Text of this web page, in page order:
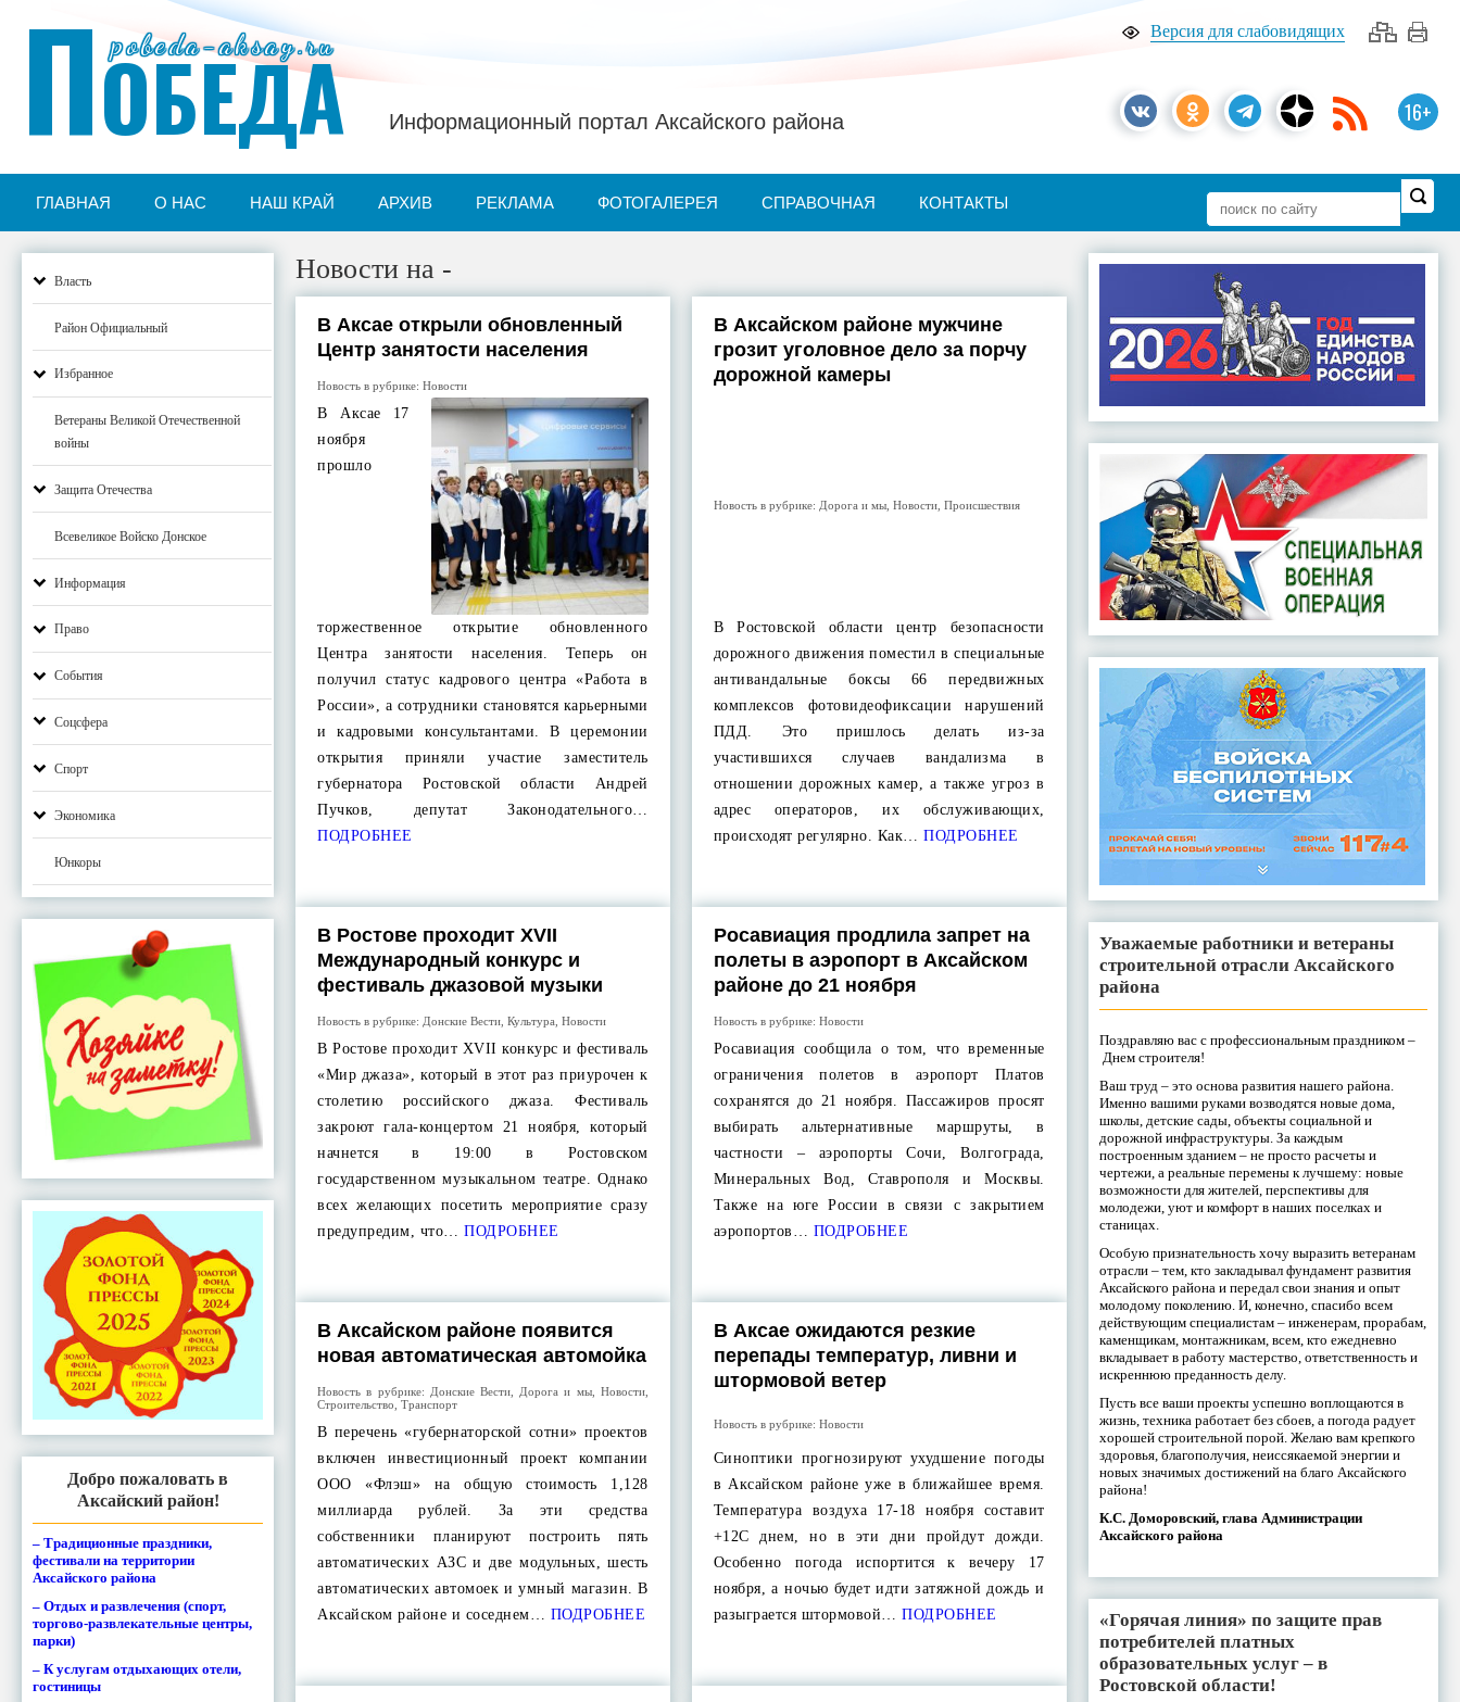
Версия для слабовидящих
16+
pobeda-aksay.ru
ПОБЕДА Информационный портал Аксайского района
ГЛАВНАЯ О НАС НАШ КРАЙ АРХИВ РЕКЛАМА ФОТОГАЛЕРЕЯ СПРАВОЧНАЯ КОНТАКТЫ
Власть
Район Официальный
Избранное
Ветераны Великой Отечественной
войны
Защита Отечества
Всевеликое Войско Донское
Информация
Право
События
Соцсфера
Спорт
Экономика
Юнкоры
Добро пожаловать в
Аксайский район!
– Традиционные праздники,
фестивали на территории
Аксайского района
– Отдых и развлечения (спорт,
торгово-развлекательные центры,
парки)
– К услугам отдыхающих отели,
гостиницы
Новости на -
В Аксае открыли обновленный
Центр занятости населения
Новость в рубрике:Новости
В Аксае 17
ноября
прошло
торжественное открытие обновленного
Центра занятости населения. Теперь он
получил статус кадрового центра «Работа в
России», а сотрудники становятся карьерными
и кадровыми консультантами. В церемонии
открытия приняли участие заместитель
губернатора Ростовской области Андрей
Пучков, депутат Законодательного…
ПОДРОБНЕЕ
В Аксайском районе мужчине
грозит уголовное дело за порчу
дорожной камеры
Новость в рубрике: Дорога и мы, Новости, Происшествия
В Ростовской области центр безопасности
дорожного движения поместил в специальные
антивандальные боксы 66 передвижных
комплексов фотовидеофиксации нарушений
ПДД. Это пришлось делать из-за
участившихся случаев вандализма в
отношении дорожных камер, а также угроз в
адрес операторов, их обслуживающих,
происходят регулярно. Как… ПОДРОБНЕЕ
В Ростове проходит XVII
Международный конкурс и
фестиваль джазовой музыки
Новость в рубрике: Донские Вести ,Культура ,Новости
В Ростове проходит XVII конкурс и фестиваль
«Мир джаза», который в этот раз приурочен к
столетию российского джаза. Фестиваль
закроют гала-концертом 21 ноября, который
начнется в 19:00 в Ростовском
государственном музыкальном театре. Однако
всех желающих посетить мероприятие сразу
предупредим, что… ПОДРОБНЕЕ
Росавиация продлила запрет на
полеты в аэропорт в Аксайском
районе до 21 ноября
Новость в рубрике: Новости
Росавиация сообщила о том, что временные
ограничения полетов в аэропорт Платов
сохранятся до 21 ноября. Пассажиров просят
выбирать альтернативные маршруты, в
частности – аэропорты Сочи, Волгограда,
Минеральных Вод, Ставрополя и Москвы.
Также на юге России в связи с закрытием
аэропортов… ПОДРОБНЕЕ
В Аксайском районе появится
новая автоматическая автомойка
Новость в рубрике: Донские Вести Дорога и мы, Новости,
Строительство ,Транспорт
В перечень «губернаторской сотни» проектов
включен инвестиционный проект компании
ООО «Флэш» на общую стоимость 1,128
миллиарда рублей. За эти средства
собственники планируют построить пять
автоматических АЗС и две модульных, шесть
автоматических автомоек и умный магазин. В
Аксайском районе и соседнем… ПОДРОБНЕЕ
В Аксае ожидаются резкие
перепады температур, ливни и
штормовой ветер
Новость в рубрике: Новости
Синоптики прогнозируют ухудшение погоды
в Аксайском районе уже в ближайшее время.
Температура воздуха 17-18 ноября составит
+12С днем, но в эти дни пройдут дожди.
Особенно погода испортится к вечеру 17
ноября, а ночью будет идти затяжной дождь и
разыграется штормовой… ПОДРОБНЕЕ
Уважаемые работники и ветераны
строительной отрасли Аксайского
района
Поздравляю вас с профессиональным праздником –
Днем строителя!
Ваш труд – это основа развития нашего района.
Именно вашими руками возводятся новые дома,
школы, детские сады, объекты социальной и
дорожной инфраструктуры. За каждым
построенным зданием – не просто расчеты и
чертежи, а реальные перемены к лучшему: новые
возможности для жителей, перспективы для
молодежи, уют и комфорт в наших поселках и
станицах.
Особую признательность хочу выразить ветеранам
отрасли – тем, кто закладывал фундамент развития
Аксайского района и передал свои знания и опыт
молодому поколению. И, конечно, спасибо всем
действующим специалистам – инженерам, прорабам,
каменщикам, монтажникам, всем, кто ежедневно
вкладывает в работу мастерство, ответственность и
искреннюю преданность делу.
Пусть все ваши проекты успешно воплощаются в
жизнь, техника работает без сбоев, а погода радует
хорошей строительной порой. Желаю вам крепкого
здоровья, благополучия, неиссякаемой энергии и
новых значимых достижений на благо Аксайского
района!
К.С. Доморовский, глава Администрации
Аксайского района
«Горячая линия» по защите прав
потребителей платных
образовательных услуг – в
Ростовской области!